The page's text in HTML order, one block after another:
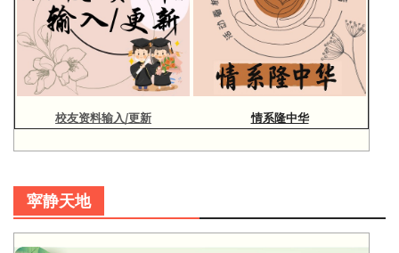
校友资料输入/更新 情系隆中华
寜静天地